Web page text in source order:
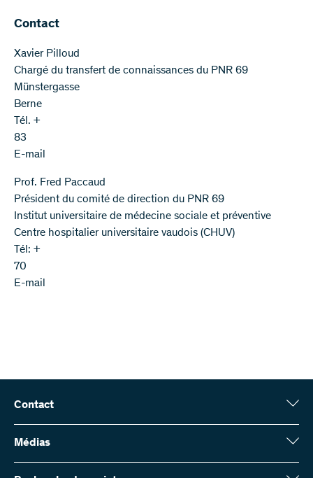
Contact
Xavier Pilloud
Chargé du transfert de connaissances du PNR 69
Münstergasse
Berne
Tél. +
83
E-mail
Prof. Fred Paccaud
Président du comité de direction du PNR 69
Institut universitaire de médecine sociale et préventive
Centre hospitalier universitaire vaudois (CHUV)
Tél: +
70
E-mail
Contact
Fonds national suisse (FNS)
Wildhainweg 3
Médias
Service de presse